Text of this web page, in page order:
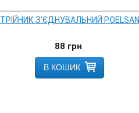
ТРІЙНИК З'ЄДНУВАЛЬНИЙ POELSAN
88 грн
В КОШИК